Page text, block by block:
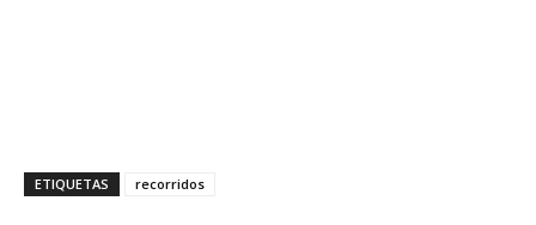
ETIQUETAS recorridos